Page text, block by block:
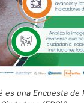
es una Encuesta de